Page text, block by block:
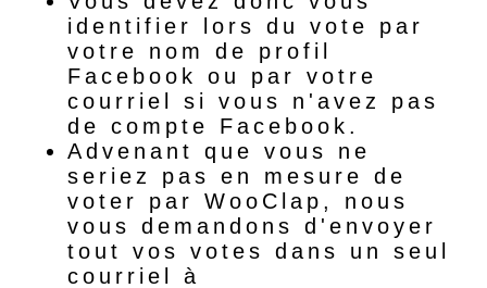
identifier lors du vote par
votre nom de profil
Facebook ou par votre
courriel si vous n'avez pas
de compte Facebook.
Advenant que vous ne
seriez pas en mesure de
voter par WooClap, nous
vous demandons d'envoyer
tout vos votes dans un seul
courriel à